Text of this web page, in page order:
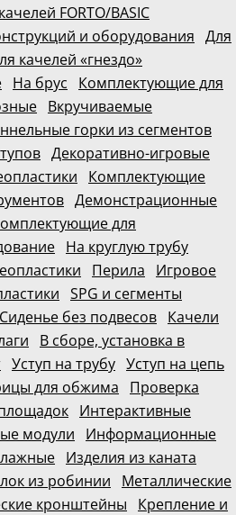
FORTO/BASIC
и оборудования Для
качелей «гнездо»
На брус
Комплектующие для
Вкручиваемые
горки из сегментов
Декоративно-игровые
Комплектующие
Демонстрационные
для
На круглую трубу
Перила
Игровое
SPG и сегменты
Сиденье без подвесов Качели
В сборе, установка в
Уступ на трубу Уступ на цепь
для обжима
Проверка
Интерактивные
модули
Информационные
Изделия из каната
из робинии
Металлические
кронштейны
Крепление и